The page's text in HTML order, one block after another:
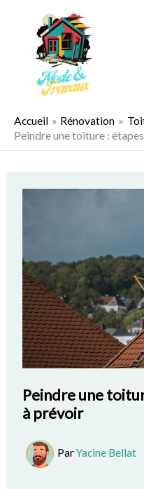
Accueil Rénovation
Peindre une toiture :
Peindre une
à prévoir
ParYacine Bellat